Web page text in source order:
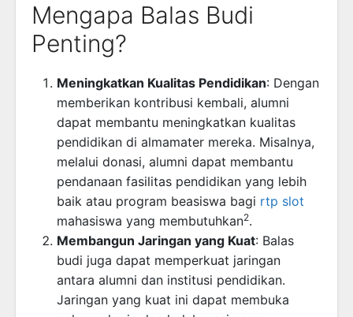
Mengapa Balas Budi
Penting?
Meningkatkan Kualitas Pendidikan: Dengan
memberikan kontribusi kembali, alumni
dapat membantu meningkatkan kualitas
pendidikan di almamater mereka. Misalnya,
melalui donasi, alumni dapat membantu
pendanaan fasilitas pendidikan yang lebih
baik atau program beasiswa bagi rtp slot
mahasiswa yang membutuhkan2.
Membangun Jaringan yang Kuat: Balas
budi juga dapat memperkuat jaringan
antara alumni dan institusi pendidikan.
Jaringan yang kuat ini dapat membuka